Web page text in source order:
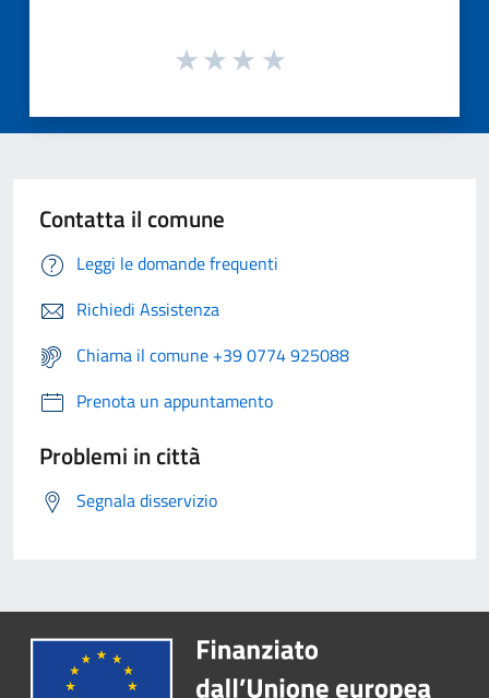
Contatta il comune
Leggi le domande frequenti
Richiedi Assistenza
Chiama il comune +39 0774 925088
Prenota un appuntamento
Problemi in città
Segnala disservizio